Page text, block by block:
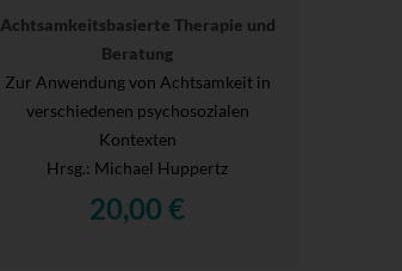
Achtsamkeitsbasierte Therapie und
Beratung
Zur Anwendung von Achtsamkeit in
verschiedenen psychosozialen
Kontexten
Hrsg.: Michael Huppertz
20,00 €